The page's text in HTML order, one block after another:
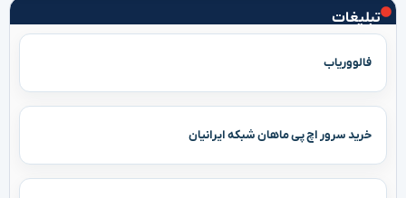
تبلیغات
فالووریاب
خرید سرور اچ پی ماهان شبکه ایرانیان